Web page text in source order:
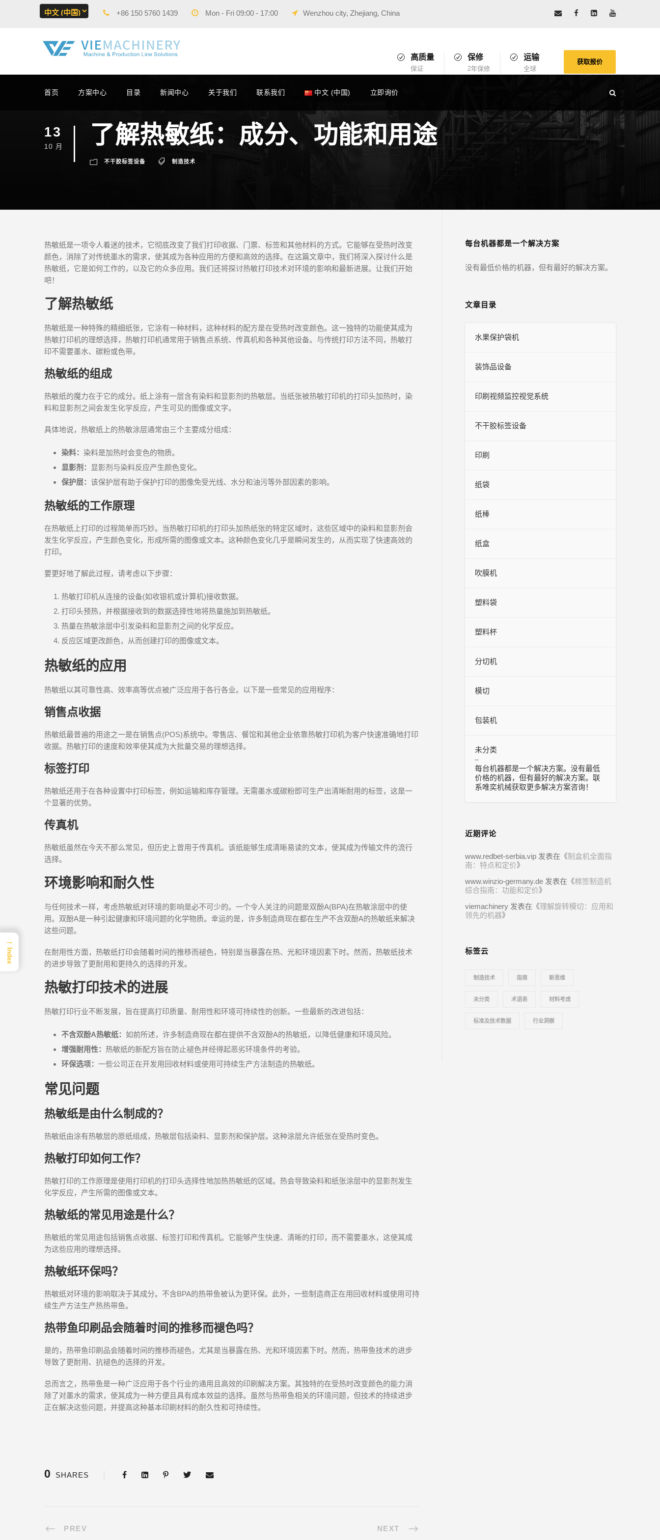
+86 150 5760 1439 Mon - Fri 09:00 - 17:00 Wenzhou city, Zhejiang, China
高质量
保证
保修
2年保修
运输
全球
获取报价
首页 方案中心 目录 新闻中心 关于我们 联系我们 中文 (中国) 立即询价
13
10 月 了解热敏纸：成分、功能和用途
不干胶标签设备 制造技术
热敏纸是一项令人着迷的技术，它彻底改变了我们打印收据、门票、标签和其他材料的方式。它能够在受热时改变
颜色，消除了对传统墨水的需求，使其成为各种应用的方便和高效的选择。在这篇文章中，我们将深入探讨什么是
热敏纸，它是如何工作的，以及它的众多应用。我们还将探讨热敏打印技术对环境的影响和最新进展。让我们开始
吧！
了解热敏纸
热敏纸是一种特殊的精细纸张，它涂有一种材料，这种材料的配方是在受热时改变颜色。这一独特的功能使其成为
热敏打印机的理想选择，热敏打印机通常用于销售点系统、传真机和各种其他设备。与传统打印方法不同，热敏打
印不需要墨水、碳粉或色带。
热敏纸的组成
热敏纸的魔力在于它的成分。纸上涂有一层含有染料和显影剂的热敏层。当纸张被热敏打印机的打印头加热时，染
料和显影剂之间会发生化学反应，产生可见的图像或文字。
具体地说，热敏纸上的热敏涂层通常由三个主要成分组成：
染料： 染料是加热时会变色的物质。
显影剂：
显影剂与染料反应产生颜色变化。
保护层： 该保护层有助于保护打印的图像免受光线、水分和油污等外部因素的影响。
热敏纸的工作原理
在热敏纸上打印的过程简单而巧妙。当热敏打印机的打印头加热纸张的特定区域时，这些区域中的染料和显影剂会
发生化学反应，产生颜色变化，形成所需的图像或文本。这种颜色变化几乎是瞬间发生的，从而实现了快速高效的
打印。
要更好地了解此过程，请考虑以下步骤：
热敏打印机从连接的设备(如收银机或计算机)接收数据。
打印头预热，并根据接收到的数据选择性地将热量施加到热敏纸。
热量在热敏涂层中引发染料和显影剂之间的化学反应。
反应区域更改颜色，从而创建打印的图像或文本。
热敏纸的应用
热敏纸以其可靠性高、效率高等优点被广泛应用于各行各业。以下是一些常见的应用程序：
销售点收据
热敏纸最普遍的用途之一是在销售点(POS)系统中。零售店、餐馆和其他企业依靠热敏打印机为客户快速准确地打印
收据。热敏打印的速度和效率使其成为大批量交易的理想选择。
标签打印
热敏纸还用于在各种设置中打印标签，例如运输和库存管理。无需墨水或碳粉即可生产出清晰耐用的标签，这是一
个显著的优势。
传真机
热敏纸虽然在今天不那么常见，但历史上曾用于传真机。该纸能够生成清晰易读的文本，使其成为传输文件的流行
选择。
环境影响和耐久性
与任何技术一样，考虑热敏纸对环境的影响是必不可少的。一个令人关注的问题是双酚A(BPA)在热敏涂层中的使
用。双酚A是一种引起健康和环境问题的化学物质。幸运的是，许多制造商现在都在生产不含双酚A的热敏纸来解决
这些问题。
在耐用性方面，热敏纸打印会随着时间的推移而褪色，特别是当暴露在热、光和环境因素下时。然而，热敏纸技术
的进步导致了更耐用和更持久的选择的开发。
热敏打印技术的进展
热敏打印行业不断发展，旨在提高打印质量、耐用性和环境可持续性的创新。一些最新的改进包括：
不含双酚A热敏纸： 如前所述，许多制造商现在都在提供不含双酚A的热敏纸，以降低健康和环境风险。
增强耐用性： 热敏纸的新配方旨在防止褪色并经得起恶劣环境条件的考验。
环保选项： 一些公司正在开发用回收材料或使用可持续生产方法制造的热敏纸。
常见问题
热敏纸是由什么制成的？
热敏纸由涂有热敏层的原纸组成，热敏层包括染料、显影剂和保护层。这种涂层允许纸张在受热时变色。
热敏打印如何工作？
热敏打印的工作原理是使用打印机的打印头选择性地加热热敏纸的区域。热会导致染料和纸张涂层中的显影剂发生
化学反应，产生所需的图像或文本。
热敏纸的常见用途是什么？
热敏纸的常见用途包括销售点收据、标签打印和传真机。它能够产生快速、清晰的打印，而不需要墨水，这使其成
为这些应用的理想选择。
热敏纸环保吗？
热敏纸对环境的影响取决于其成分。不含BPA的热带鱼被认为更环保。此外，一些制造商正在用回收材料或使用可持
续生产方法生产热热带鱼。
热带鱼印刷品会随着时间的推移而褪色吗？
是的，热带鱼印刷品会随着时间的推移而褪色，尤其是当暴露在热、光和环境因素下时。然而，热带鱼技术的进步
导致了更耐用、抗褪色的选择的开发。
总而言之，热带鱼是一种广泛应用于各个行业的通用且高效的印刷解决方案。其独特的在受热时改变颜色的能力消
除了对墨水的需求，使其成为一种方便且具有成本效益的选择。虽然与热带鱼相关的环境问题，但技术的持续进步
正在解决这些问题，并提高这种基本印刷材料的耐久性和可持续性。
0 SHARES
PREV NEXT
每台机器都是一个解决方案
没有最低价格的机器，但有最好的解决方案。
文章目录
水果保护袋机
装饰品设备
印刷视频监控视觉系统
不干胶标签设备
印刷
纸袋
纸棒
纸盒
吹膜机
塑料袋
塑料杯
分切机
模切
包装机
未分类
–
每台机器都是一个解决方案。没有最低
价格的机器，但有最好的解决方案。联
系唯奕机械获取更多解决方案咨询！
近期评论
www.redbet-serbia.vip 发表在《制盒机全面指
南：特点和定价》
www.winzio-germany.de 发表在《棉签制造机
综合指南：功能和定价》
viemachinery 发表在《理解旋转模切：应用和
领先的机器》
标签云
制造技术 指南 新思维
未分类 术语表 材料考虑
标准及技术数据 行业洞察
→
Index